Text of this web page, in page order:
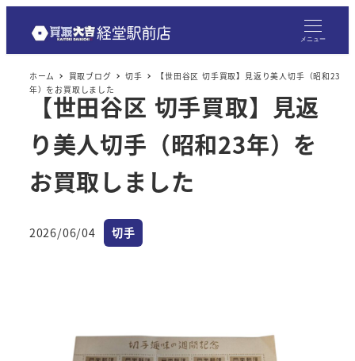
メニュー
ホーム 買取ブログ 切手
【世田谷区 切手買取】見返り美人切手（昭和23
年）をお買取しました
【世田谷区 切手買取】見返
り美人切手（昭和23年）を
お買取しました
投稿日
2026/06/04 カテゴリー
切手